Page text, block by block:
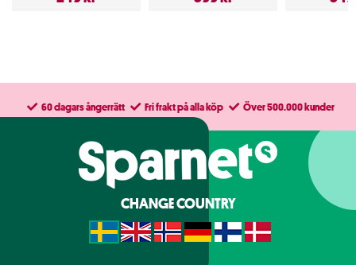
60 dagars ångerrätt Fri frakt på alla köp Över 500.000 kunder
CHANGE COUNTRY